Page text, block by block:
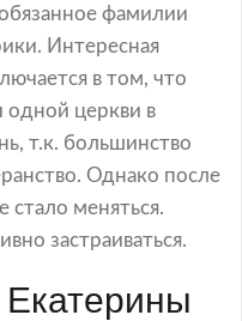
фамилии
Интересная
в том, что
одной церкви в
т.к. большинство
Однако после
стало меняться.
застраиваться.